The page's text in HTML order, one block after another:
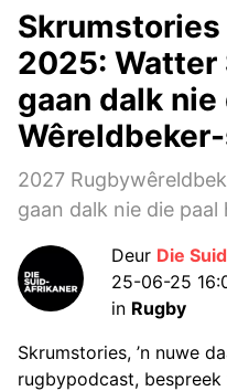
Skrumstories
2025: Watter
gaan dalk
2027
gaan dalk nie die paal
Deur Die
25-06-25
in Rugby
Skrumstories, ’n nuwe
rugbypodcast,